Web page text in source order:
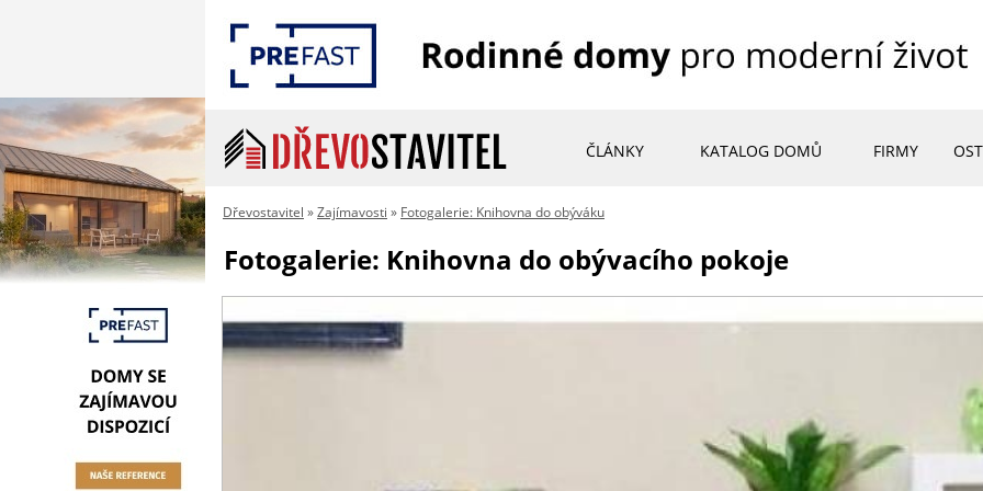
ČLÁNKY KATALOG DOMŮ FIRMY
Dřevostavitel »Zajímavosti » Fotogalerie: Knihovna do obýváku
Fotogalerie: Knihovna do obývacího pokoje